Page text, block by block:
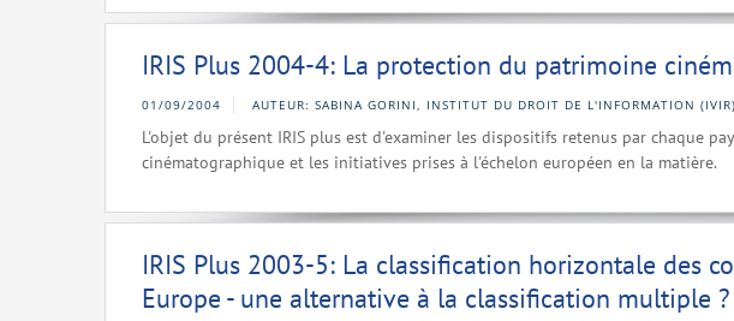
IRIS Plus 2004-4: La protection du patrimoine
01/09/2004 AUTEUR: SABINA GORINI, INSTITUT DU DROIT DE L'INFORMATION
L'objet du présent IRIS plus est d'examiner les dispositifs retenus par chaque
cinématographique et les initiatives prises à l'échelon européen en la matière.
IRIS Plus 2003-5: La classification horizontale des
Europe - une alternative à la classification multiple ?